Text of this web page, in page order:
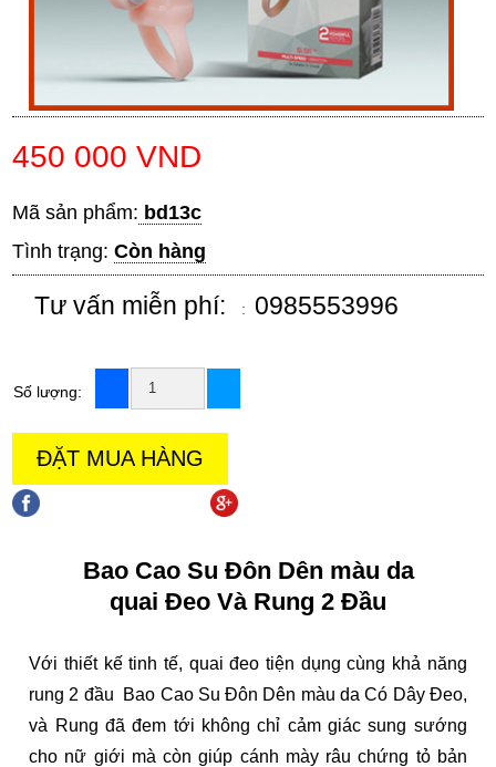
450 000 VND
Mã sản phẩm: bd13c
Tình trạng: Còn hàng
Tư vấn miễn phí: : 0985553996
Số lượng:
ĐẶT MUA HÀNG
Bao Cao Su Đôn Dên màu da
quai Đeo Và Rung 2 Đầu
Với thiết kế tinh tế, quai đeo tiện dụng cùng khả năng
rung 2 đầu Bao Cao Su Đôn Dên màu da Có Dây Đeo,
và Rung đã đem tới không chỉ cảm giác sung sướng
cho nữ giới mà còn giúp cánh mày râu chứng tỏ bản